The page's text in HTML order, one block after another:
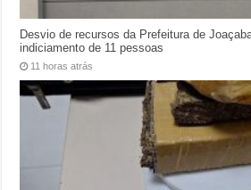
Desvio de recursos da Prefeitura de
indiciamento de 11 pessoas
11 horas atrás